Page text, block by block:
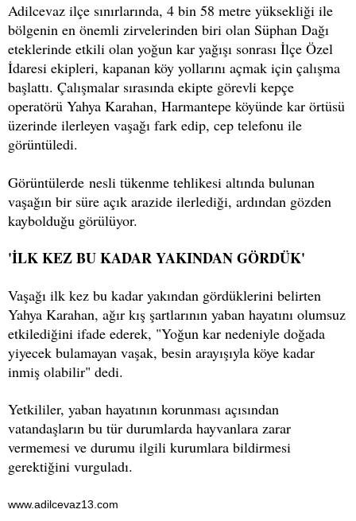
Adilcevaz ilçe sınırlarında, 4 bin 58 metre yüksekliği ile
bölgenin en önemli zirvelerinden biri olan Süphan Dağı
eteklerinde etkili olan yoğun kar yağışı sonrası İlçe Özel
İdaresi ekipleri, kapanan köy yollarını açmak için çalışma
başlattı. Çalışmalar sırasında ekipte görevli kepçe
operatörü Yahya Karahan, Harmantepe köyünde kar örtüsü
üzerinde ilerleyen vaşağı fark edip, cep telefonu ile
görüntüledi.
Görüntülerde nesli tükenme tehlikesi altında bulunan
vaşağın bir süre açık arazide ilerlediği, ardından gözden
kaybolduğu görülüyor.
'İLK KEZ BU KADAR YAKINDAN GÖRDÜK'
Vaşağı ilk kez bu kadar yakından gördüklerini belirten
Yahya Karahan, ağır kış şartlarının yaban hayatını olumsuz
etkilediğini ifade ederek, "Yoğun kar nedeniyle doğada
yiyecek bulamayan vaşak, besin arayışıyla köye kadar
inmiş olabilir" dedi.
Yetkililer, yaban hayatının korunması açısından
vatandaşların bu tür durumlarda hayvanlara zarar
vermemesi ve durumu ilgili kurumlara bildirmesi
gerektiğini vurguladı.
www.adilcevaz13.com